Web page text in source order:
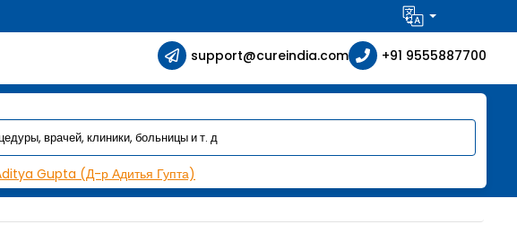
support@cureindia.com +91 9555887700
Gupta (Д-р Адитья Гупта)